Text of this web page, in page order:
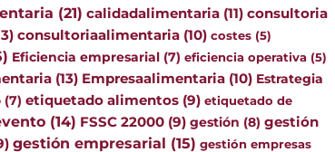
(21) calidadalimentaria (11) consultoria
consultoriaalimentaria (10) costes (5)
Eficiencia empresarial (7) eficiencia operativa (5)
(13) Empresaalimentaria (10) Estrategia
(7) etiquetado alimentos (9) etiquetado de
(14) FSSC 22000 (9) gestión (8) gestión
gestión empresarial (15) gestión empresas